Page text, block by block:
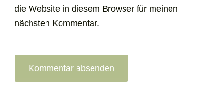
die Website in diesem Browser für meinen
nächsten Kommentar.